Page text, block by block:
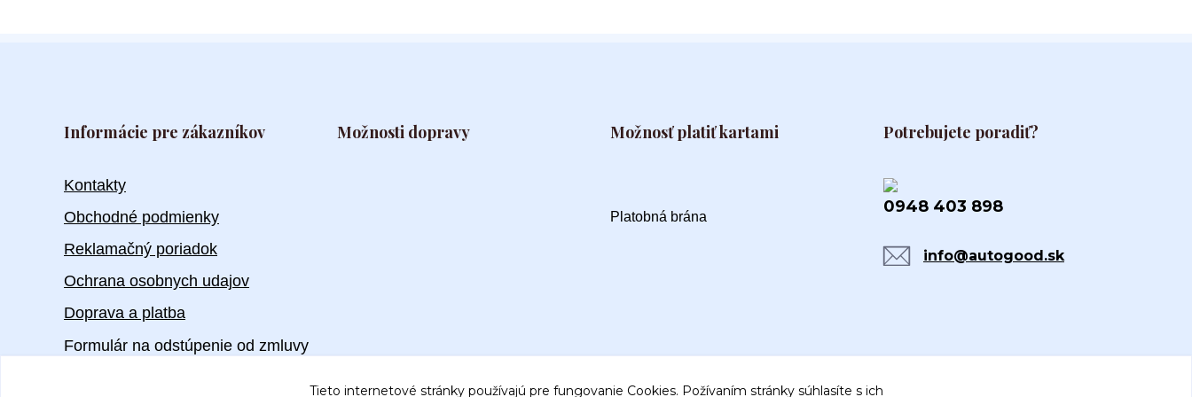
Informácie pre zákazníkov
Kontakty
Obchodné podmienky
Reklamačný poriadok
Ochrana osobnych udajov
Doprava a platba
Formulár na odstúpenie od zmluvy
Možnosti dopravy Možnosť platiť kartami
Platobná brána
Potrebujete poradiť?
0948 403 898
info@autogood.sk
Tieto internetové stránky používajú pre fungovanie Cookies. Požívaním stránky súhlasíte s ich